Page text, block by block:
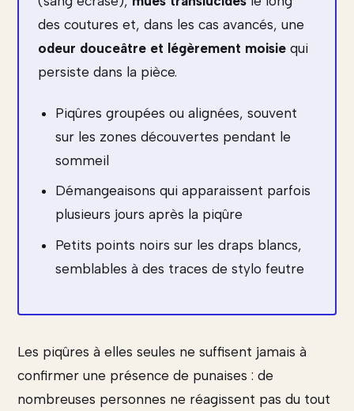
des coutures et, dans les cas avancés, une
odeur douceâtre et légèrement moisie qui
persiste dans la pièce.
Piqûres groupées ou alignées, souvent
sur les zones découvertes pendant le
sommeil
Démangeaisons qui apparaissent parfois
plusieurs jours après la piqûre
Petits points noirs sur les draps blancs,
semblables à des traces de stylo feutre
Les piqûres à elles seules ne suffisent jamais à
confirmer une présence de punaises : de
nombreuses personnes ne réagissent pas du tout